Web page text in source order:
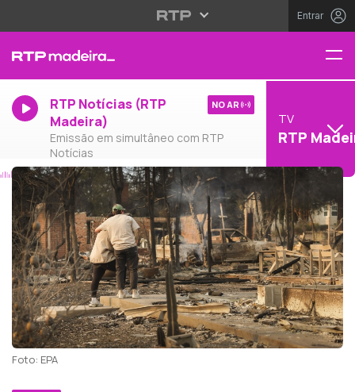
Entrar
RTP Notícias (RTP
Madeira)
Emissão em simultâneo com RTP
Notícias
NO AR
TV
RTP
Foto: EPA